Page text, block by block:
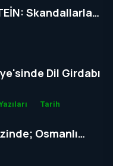
Skandallarla
Ardındaki Gizem
Dil Girdabı
Tarih
Osmanlı